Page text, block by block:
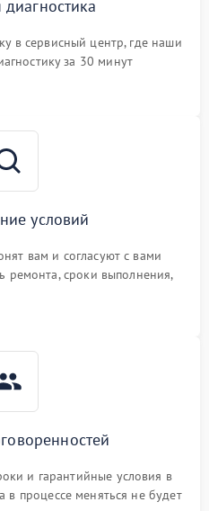
диагностика
в сервисный центр, где наши
за 30 минут
условий
вам и согласуют с вами
ремонта, сроки выполнения,
условия
и гарантийные условия в
в процессе меняться не будет